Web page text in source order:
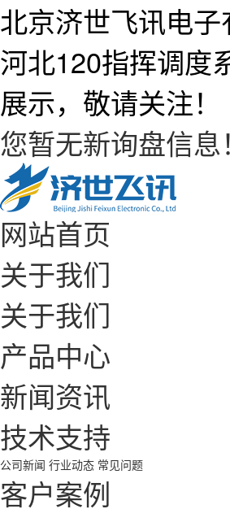
北京济世飞讯电
河北120指挥调度
展示，敬请关注！
您暂无新询盘信息！
网站首页
关于我们
关于我们
产品中心
新闻资讯
技术支持
公司新闻 行业动态 常见问题
客户案例